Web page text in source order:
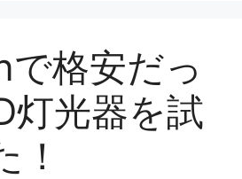
格安だっ
光器を試
！